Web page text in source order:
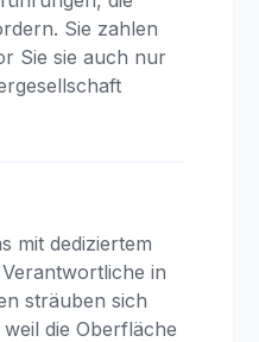
Sie zahlen
Sie sie auch nur
mit dediziertem
in
sträuben sich
die Oberfläche